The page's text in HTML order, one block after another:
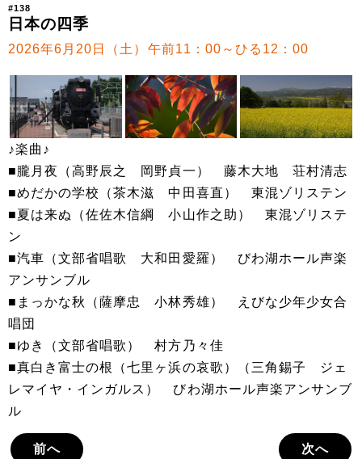
#138
日本の四季
2026年6月20日（土）午前11：00～ひる12：00
♪楽曲♪
■朧月夜（高野辰之 岡野貞一） 藤木大地 荘村清志
■めだかの学校（茶木滋 中田喜直） 東混ゾリステン
■夏は来ぬ（佐佐木信綱 小山作之助） 東混ゾリステ
ン
■汽車（文部省唱歌 大和田愛羅） びわ湖ホール声楽
アンサンブル
■まっかな秋（薩摩忠 小林秀雄） えびな少年少女合
唱団
■ゆき（文部省唱歌） 村方乃々佳
■真白き富士の根（七里ヶ浜の哀歌）（三角錫子 ジェ
レマイヤ・インガルス） びわ湖ホール声楽アンサンブ
ル
前へ 次へ